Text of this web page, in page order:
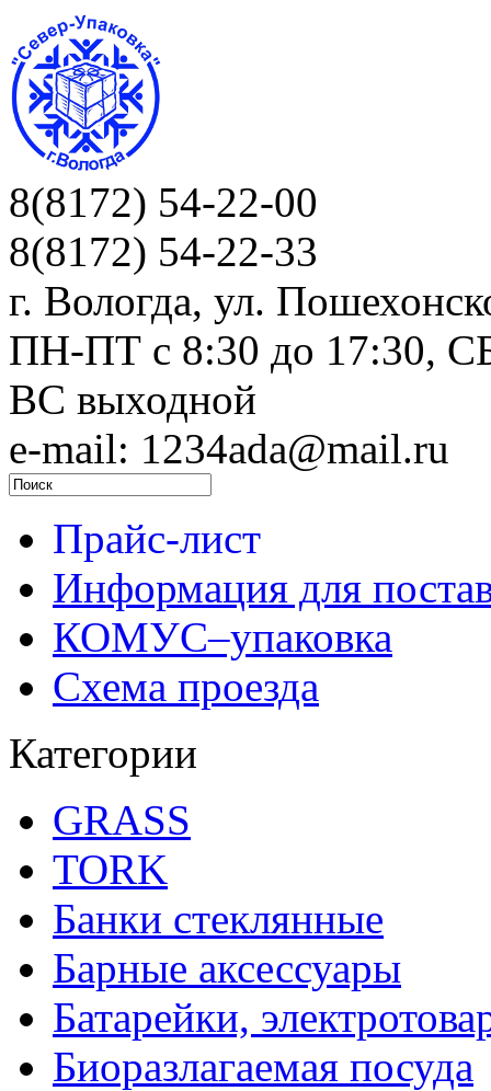
8(8172) 54-22-00
8(8172) 54-22-33
г. Вологда, ул.
ПН-ПТ c 8:30 до 17:30,
ВС выходной
e-mail: 1234ada@mail.ru
Прайс-лист
Информация для
КОМУС–упаковка
Схема проезда
Категории
GRASS
TORK
Банки стеклянные
Барные аксессуары
Батарейки,
Биоразлагаемая посуда